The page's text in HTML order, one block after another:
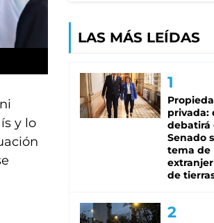
y lo
LAS MÁS LEÍDAS
privada:
debatirá
Senado
tema de
de